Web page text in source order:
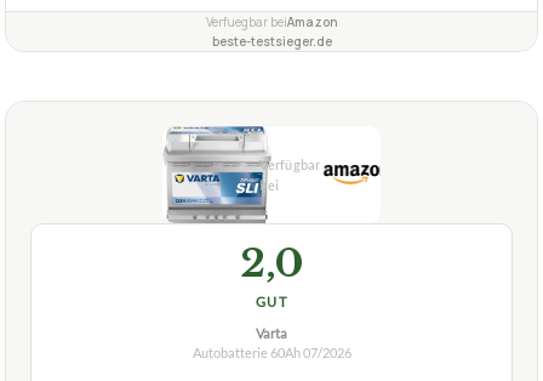
Verfuegbar beiAmazon
beste-testsieger.de
2,0
GUT
Varta
Autobatterie 60Ah07/2026